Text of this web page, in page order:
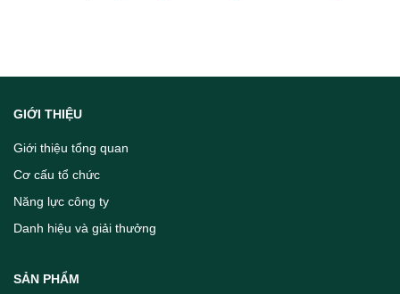
GIỚI THIỆU
Giới thiệu tổng quan
Cơ cấu tổ chức
Năng lực công ty
Danh hiệu và giải thưởng
SẢN PHẨM